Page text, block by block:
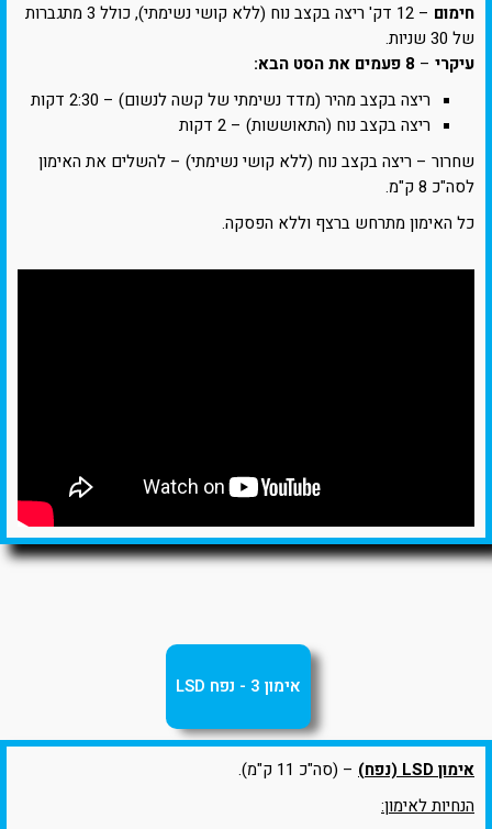
חימום
– 12 דק' ריצה בקצב נוח (ללא קושי נשימתי), כולל 3 מתגברות
של 30 שניות.
עיקרי – 8 פעמים את הסט הבא:
ריצה בקצב מהיר (מדד נשימתי של קשה לנשום) – 2:30 דקות
ריצה בקצב נוח (התאוששות) – 2 דקות
שחרור – ריצה בקצב נוח (ללא קושי נשימתי) – להשלים את האימון
לסה"כ 8 ק"מ.
כל האימון מתרחש ברצף וללא הפסקה.
אימון 3 - נפח LSD
אימון LSD (נפח)
– (סה"כ 11 ק"מ).
הנחיות לאימון: